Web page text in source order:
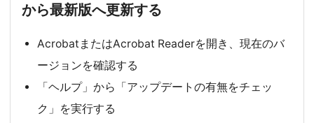
から最新版へ更新する
AcrobatまたはAcrobat Readerを開き、現在のバ
ージョンを確認する
「ヘルプ」から「アップデートの有無をチェッ
ク」を実行する